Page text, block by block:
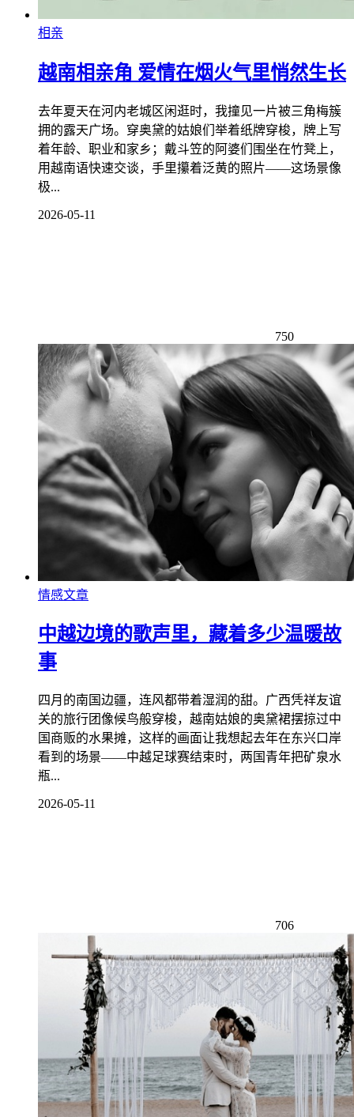
相亲
越南相亲角 爱情在烟火气里悄然生长
去年夏天在河内老城区闲逛时，我撞见一片被三角梅簇
拥的露天广场。穿奥黛的姑娘们举着纸牌穿梭，牌上写
着年龄、职业和家乡；戴斗笠的阿婆们围坐在竹凳上，
用越南语快速交谈，手里攥着泛黄的照片——这场景像
极...
2026-05-11
750
情感文章
中越边境的歌声里，藏着多少温暖故
事
四月的南国边疆，连风都带着湿润的甜。广西凭祥友谊
关的旅行团像候鸟般穿梭，越南姑娘的奥黛裙摆掠过中
国商贩的水果摊，这样的画面让我想起去年在东兴口岸
看到的场景——中越足球赛结束时，两国青年把矿泉水
瓶...
2026-05-11
706